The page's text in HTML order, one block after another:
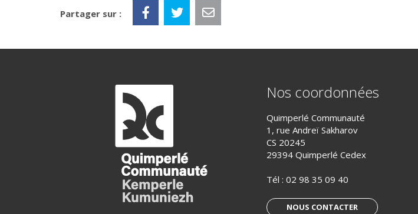
Partager sur :
Nos coordonnées
Quimperlé Communauté
1, rue Andreï Sakharov
CS 20245
29394 Quimperlé Cedex
Tél : 02 98 35 09 40
NOUS CONTACTER